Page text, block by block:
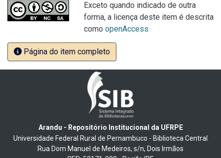
Exceto quando indicado de outra
forma, a licença deste item é descrita
como openAccess
Página do item completo
Arandu - Repositório Institucional da UFRPE
Universidade Federal Rural de Pernambuco - Biblioteca Central
Rua Dom Manuel de Medeiros, s/n, Dois Irmãos